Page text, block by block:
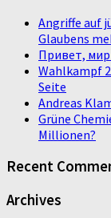
Angriffe auf
Glaubens
Привет,
Wahlkampf
Seite
Andreas
Grüne
Millionen?
Recent
Archives